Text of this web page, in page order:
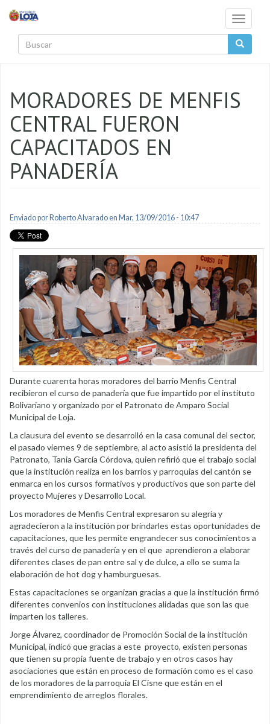
Toggle
MORADORES DE MENFIS
CENTRAL FUERON
CAPACITADOS EN
PANADERÍA
Enviado por Roberto Alvaradoen Mar, 13/09/2016 - 10:47
Durante cuarenta horas moradores del barrio Menfis Central
recibieron el curso de panadería que fue impartido por el instituto
Bolivariano y organizado por el Patronato de Amparo Social
Municipal de Loja.
La clausura del evento se desarrolló en la casa comunal del sector,
el pasado viernes 9 de septiembre, al acto asistió la presidenta del
Patronato, Tania García Córdova, quien refirió que el trabajo social
que la institución realiza en los barrios y parroquias del cantón se
enmarca en los cursos formativos y productivos que son parte del
proyecto Mujeres y Desarrollo Local.
Los moradores de Menfis Central expresaron su alegría y
agradecieron a la institución por brindarles estas oportunidades de
capacitaciones, que les permite engrandecer sus conocimientos a
través del curso de panadería y en el que aprendieron a elaborar
diferentes clases de pan entre sal y de dulce, a ello se suma la
elaboración de hot dog y hamburguesas.
Estas capacitaciones se organizan gracias a que la institución firmó
diferentes convenios con instituciones alidadas que son las que
imparten los talleres.
Jorge Álvarez, coordinador de Promoción Social de la institución
Municipal, indicó que gracias a este proyecto, existen personas
que tienen su propia fuente de trabajo y en otros casos hay
asociaciones que están en proceso de formación como es el caso
de los moradores de la parroquia El Cisne que están en el
emprendimiento de arreglos florales.